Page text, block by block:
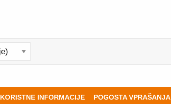
KORISTNE INFORMACIJE POGOSTA VPRAŠANJA